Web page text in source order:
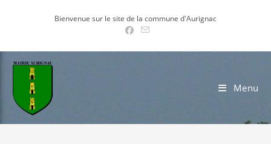
Bienvenue sur le site de la commune d'Aurignac
Menu